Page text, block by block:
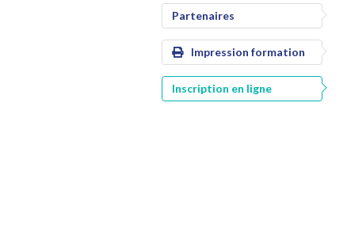
Partenaires
Impression formation
Inscription en ligne